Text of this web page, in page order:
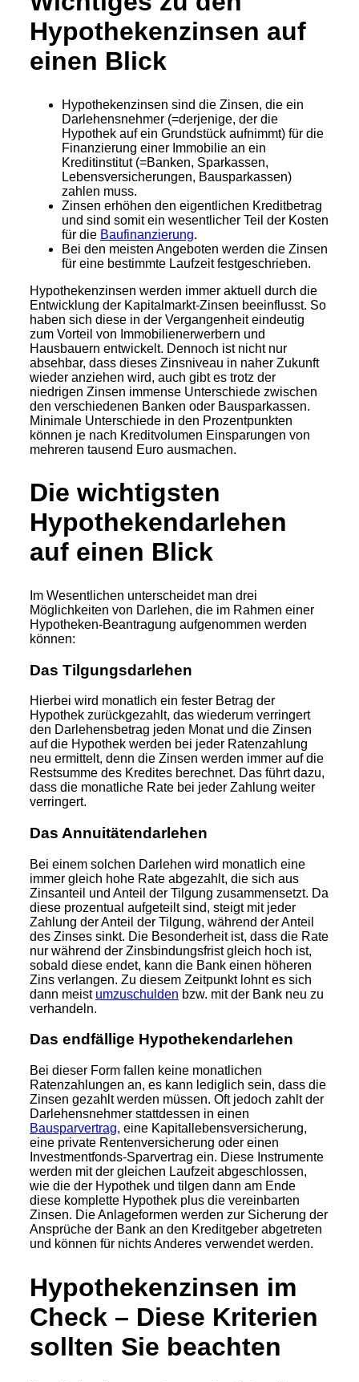
Hypothekenzinsen auf
einen Blick
Hypothekenzinsen sind die Zinsen, die ein
Darlehensnehmer (=derjenige, der die
Hypothek auf ein Grundstück aufnimmt) für die
Finanzierung einer Immobilie an ein
Kreditinstitut (=Banken, Sparkassen,
Lebensversicherungen, Bausparkassen)
zahlen muss.
Zinsen erhöhen den eigentlichen Kreditbetrag
und sind somit ein wesentlicher Teil der Kosten
für die Baufinanzierung.
Bei den meisten Angeboten werden die Zinsen
für eine bestimmte Laufzeit festgeschrieben.
Hypothekenzinsen werden immer aktuell durch die
Entwicklung der Kapitalmarkt-Zinsen beeinflusst. So
haben sich diese in der Vergangenheit eindeutig
zum Vorteil von Immobilienerwerbern und
Hausbauern entwickelt. Dennoch ist nicht nur
absehbar, dass dieses Zinsniveau in naher Zukunft
wieder anziehen wird, auch gibt es trotz der
niedrigen Zinsen immense Unterschiede zwischen
den verschiedenen Banken oder Bausparkassen.
Minimale Unterschiede in den Prozentpunkten
können je nach Kreditvolumen Einsparungen von
mehreren tausend Euro ausmachen.
Die wichtigsten
Hypothekendarlehen
auf einen Blick
Im Wesentlichen unterscheidet man drei
Möglichkeiten von Darlehen, die im Rahmen einer
Hypotheken-Beantragung aufgenommen werden
können:
Das Tilgungsdarlehen
Hierbei wird monatlich ein fester Betrag der
Hypothek zurückgezahlt, das wiederum verringert
den Darlehensbetrag jeden Monat und die Zinsen
auf die Hypothek werden bei jeder Ratenzahlung
neu ermittelt, denn die Zinsen werden immer auf die
Restsumme des Kredites berechnet. Das führt dazu,
dass die monatliche Rate bei jeder Zahlung weiter
verringert.
Das Annuitätendarlehen
Bei einem solchen Darlehen wird monatlich eine
immer gleich hohe Rate abgezahlt, die sich aus
Zinsanteil und Anteil der Tilgung zusammensetzt. Da
diese prozentual aufgeteilt sind, steigt mit jeder
Zahlung der Anteil der Tilgung, während der Anteil
des Zinses sinkt. Die Besonderheit ist, dass die Rate
nur während der Zinsbindungsfrist gleich hoch ist,
sobald diese endet, kann die Bank einen höheren
Zins verlangen. Zu diesem Zeitpunkt lohnt es sich
dann meist umzuschulden bzw. mit der Bank neu zu
verhandeln.
Das endfällige Hypothekendarlehen
Bei dieser Form fallen keine monatlichen
Ratenzahlungen an, es kann lediglich sein, dass die
Zinsen gezahlt werden müssen. Oft jedoch zahlt der
Darlehensnehmer stattdessen in einen
Bausparvertrag, eine Kapitallebensversicherung,
eine private Rentenversicherung oder einen
Investmentfonds-Sparvertrag ein. Diese Instrumente
werden mit der gleichen Laufzeit abgeschlossen,
wie die der Hypothek und tilgen dann am Ende
diese komplette Hypothek plus die vereinbarten
Zinsen. Die Anlageformen werden zur Sicherung der
Ansprüche der Bank an den Kreditgeber abgetreten
und können für nichts Anderes verwendet werden.
Hypothekenzinsen im
Check – Diese Kriterien
sollten Sie beachten